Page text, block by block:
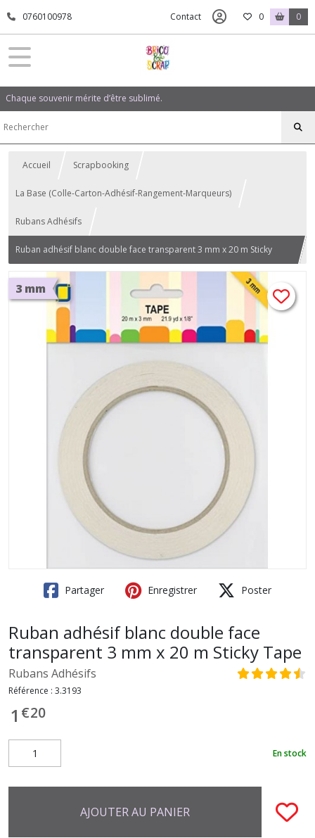
0760100978 Contact 0 0
Chaque souvenir mérite d’être sublimé.
Accueil Scrapbooking
La Base (Colle-Carton-Adhésif-Rangement-Marqueurs)
Rubans Adhésifs
Ruban adhésif blanc double face transparent 3 mm x 20 m Sticky
Tape
3 mm
Partager Enregistrer Poster
Ruban adhésif blanc double face
transparent 3 mm x 20 m Sticky Tape
Rubans Adhésifs
Référence : 3.3193
1 €20
En stock
AJOUTER AU PANIER